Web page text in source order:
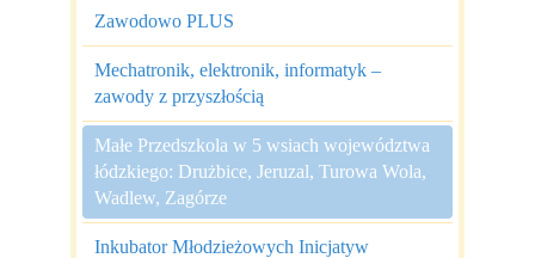
Zawodowo PLUS
Mechatronik, elektronik, informatyk –
zawody z przyszłością
Małe Przedszkola w 5 wsiach województwa
łódzkiego: Drużbice, Jeruzal, Turowa Wola,
Wadlew, Zagórze
Inkubator Młodzieżowych Inicjatyw